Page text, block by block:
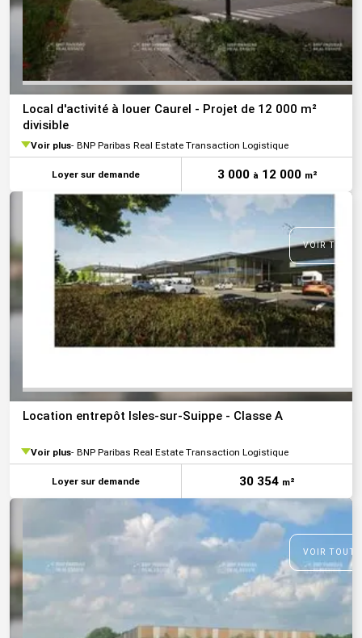
Local d'activité à louer Caurel - Projet de 12 000 m²
divisible
Voir plus BNP Paribas Real Estate Transaction Logistique
Loyer sur demande 3 000 à12 000 m²
VOIR
Location entrepôt Isles-sur-Suippe - Classe A
Voir plus BNP Paribas Real Estate Transaction Logistique
Loyer sur demande 30 354 m²
VOIR